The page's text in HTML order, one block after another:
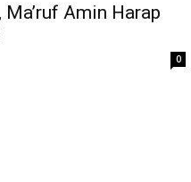
Ma’ruf Amin Harap
0